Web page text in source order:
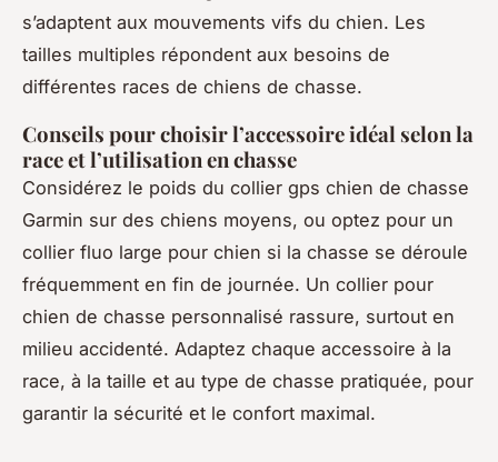
s’adaptent aux mouvements vifs du chien. Les
tailles multiples répondent aux besoins de
différentes races de chiens de chasse.
Conseils pour choisir l’accessoire idéal selon la
race et l’utilisation en chasse
Considérez le poids du collier gps chien de chasse
Garmin sur des chiens moyens, ou optez pour un
collier fluo large pour chien si la chasse se déroule
fréquemment en fin de journée. Un collier pour
chien de chasse personnalisé rassure, surtout en
milieu accidenté. Adaptez chaque accessoire à la
race, à la taille et au type de chasse pratiquée, pour
garantir la sécurité et le confort maximal.